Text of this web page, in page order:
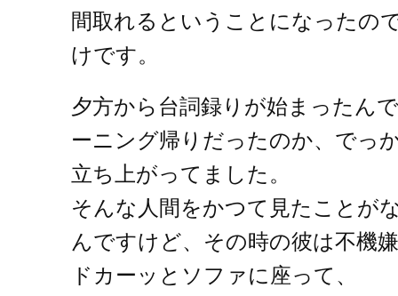
間取れるということになったの
けです。
夕方から台詞録りが始まったん
ーニング帰りだったのか、でっ
立ち上がってました。
そんな人間をかつて見たことが
んですけど、その時の彼は不機
ドカーッとソファに座って、